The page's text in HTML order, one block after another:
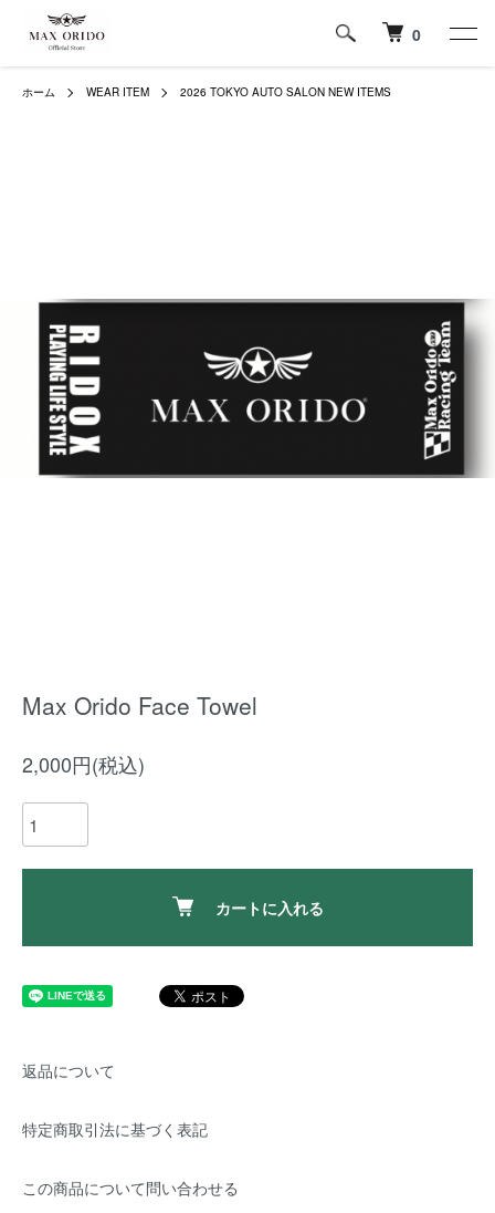
0
ホーム WEAR ITEM 2026 TOKYO AUTO SALON NEW ITEMS
Max Orido Face Towel
2,000円(税込)
カートに入れる
返品について
特定商取引法に基づく表記
この商品について問い合わせる